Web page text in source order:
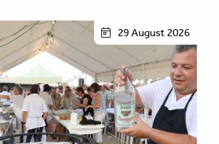
29 August 2026